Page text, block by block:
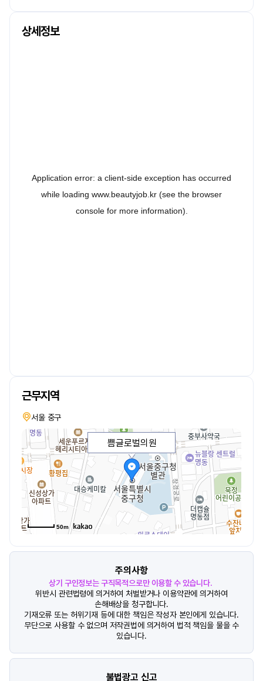
상세정보
근무지역
서울 중구
쁨글로벌의원
50m
주의사항
상기 구인정보는 구직목적으로만 이용할 수 있습니다.
위반시 관련법령에 의거하여 처벌받거나 이용약관에 의거하여
손해배상을 청구합니다.
기재오류 또는 허위기재 등에 대한 책임은 작성자 본인에게 있습니다.
무단으로 사용할 수 없으며 저작권법에 의거하여 법적 책임을 물을 수
있습니다.
불법광고 신고